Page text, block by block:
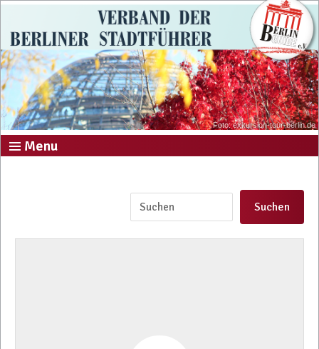
Foto: exkursion-tour-berlin.de
Menu